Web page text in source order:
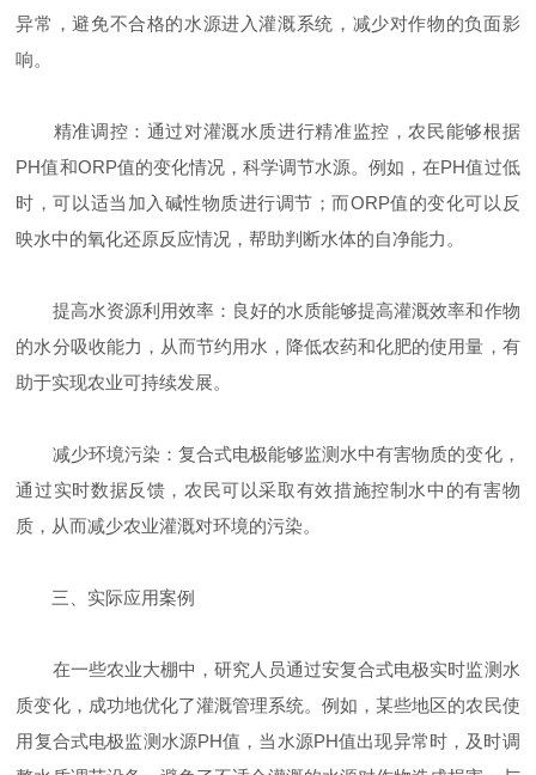
异常，避免不合格的水源进入灌溉系统，减少对作物的负面影
响。
精准调控：通过对灌溉水质进行精准监控，农民能够根据
PH值和ORP值的变化情况，科学调节水源。例如，在PH值过低
时，可以适当加入碱性物质进行调节；而ORP值的变化可以反
映水中的氧化还原反应情况，帮助判断水体的自净能力。
提高水资源利用效率：良好的水质能够提高灌溉效率和作物
的水分吸收能力，从而节约用水，降低农药和化肥的使用量，有
助于实现农业可持续发展。
减少环境污染：复合式电极能够监测水中有害物质的变化，
通过实时数据反馈，农民可以采取有效措施控制水中的有害物
质，从而减少农业灌溉对环境的污染。
三、实际应用案例
在一些农业大棚中，研究人员通过安复合式电极实时监测水
质变化，成功地优化了灌溉管理系统。例如，某些地区的农民使
用复合式电极监测水源PH值，当水源PH值出现异常时，及时调